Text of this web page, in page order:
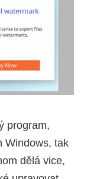
program,
Windows, tak
dělá vice,